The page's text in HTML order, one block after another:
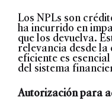
Los NPLs son
ha incurrido en
que los devuelva.
relevancia desde
eficiente es
del sistema
Autorización para